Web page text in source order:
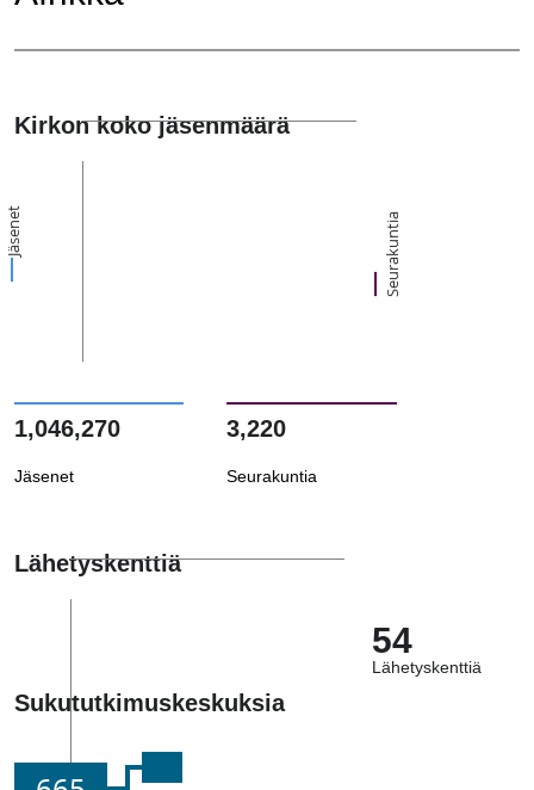
Kirkon koko jäsenmäärä
Jäsenet Seurakuntia
1,046,270
Jäsenet
3,220
Seurakuntia
Lähetyskenttiä
54
Lähetyskenttiä
Sukututkimuskeskuksia